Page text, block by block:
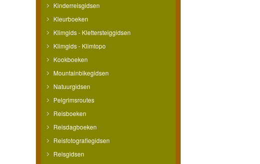
Kinderreisgidsen
Kleurboeken
Klimgids - Klettersteiggidsen
Klimgids - Klimtopo
Kookboeken
Mountainbikegidsen
Natuurgidsen
Pelgrimsroutes
Reisboeken
Reisdagboeken
Reisfotografiegidsen
Reisgidsen